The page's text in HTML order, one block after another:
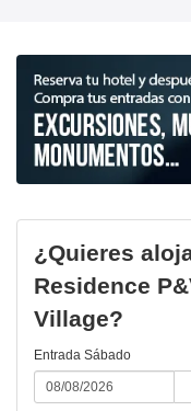
¿Quieres
Residence
Village?
Entrada Sábado